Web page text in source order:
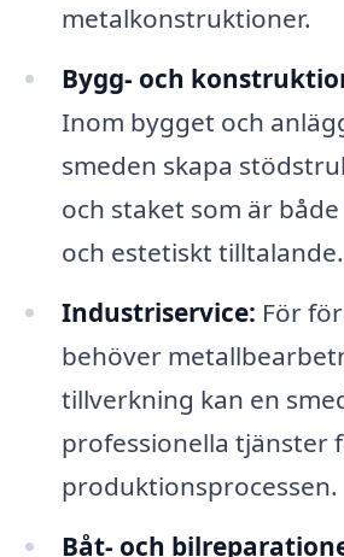
metalkonstruktioner.
Bygg- och
Inom bygget och
smeden skapa
och staket som är
och estetiskt tilltalande.
Industriservice: För
behöver
tillverkning kan en
professionella tjänster
produktionsprocessen.
Båt- och